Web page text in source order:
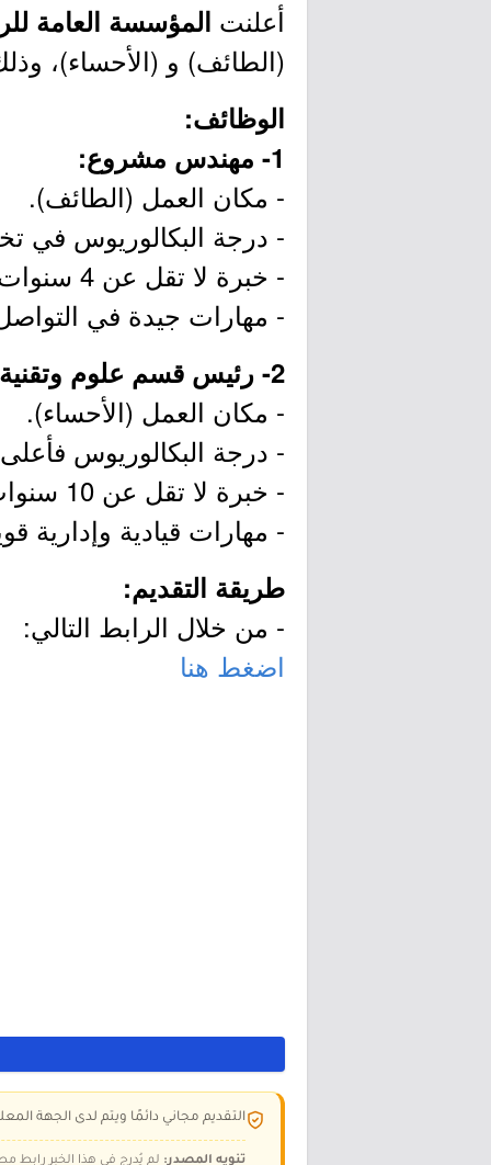
أعلنت المؤسسة العامة
(الطائف) و (الأحساء)،
الوظائف:
1- مهندس مشروع:
- مكان العمل (الطائف).
- درجة البكالوريوس في
- خبرة لا تقل عن 4 سنوات في مجال المشاريع الإنشائية.
- مهارات جيدة في
2- رئيس قسم علوم وتقنية المعلومات الجغرافية المكانية:
- مكان العمل (الأحساء).
- درجة البكالوريوس
- خبرة لا تقل عن 10 سنوات في مجال علوم وتقنيات المعلومات الجغرافية المكانية.
- مهارات قيادية وإدارية
طريقة التقديم:
- من خلال الرابط التالي:
اضغط هنا
التقديم مجاني دائمًا ويتم لدى الجهة
تنويه المصدر: لم يُدرج في هذا الخبر رابط